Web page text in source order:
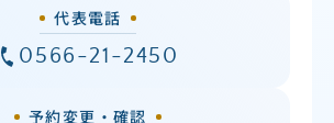
代表電話
0566-21-2450
予約変更・確認